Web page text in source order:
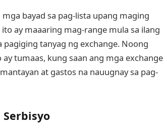
bayad sa pag-lista upang maging
ay maaaring mag-range mula sa ilang
tanyag ng exchange. Noong
tumaas, kung saan ang mga exchange
at gastos na nauugnay sa pag-